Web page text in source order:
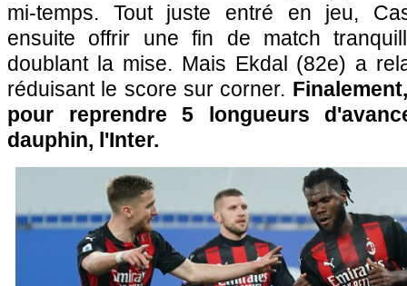
mi-temps. Tout juste entré en jeu,
ensuite offrir une fin de match
doublant la mise. Mais Ekdal (82e) a
réduisant le score sur corner.
pour reprendre 5 longueurs
dauphin, l'Inter.